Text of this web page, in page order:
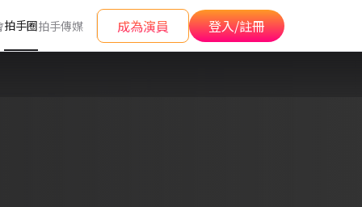
拍手圈拍手傳媒 成為演員 登入/註冊